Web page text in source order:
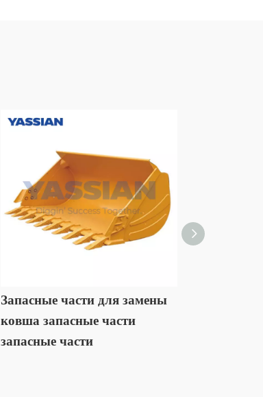
Запасные части для замены
ковша запасные части
запасные части